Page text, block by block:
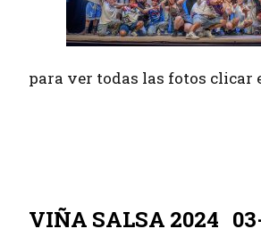
para ver todas las fotos clicar
VIÑA SALSA 2024